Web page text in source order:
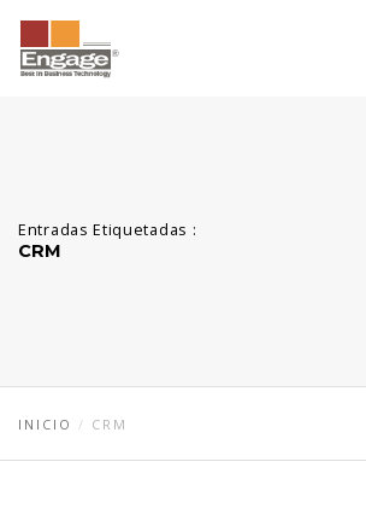
Entradas Etiquetadas :
CRM
INICIO CRM